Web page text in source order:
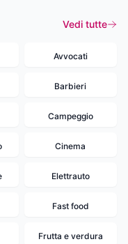
Vedi tutte
Avvocati
Barbieri
Campeggio
Cinema
Elettrauto
Fast food
Frutta e verdura